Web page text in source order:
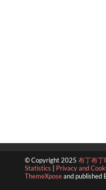
© Copyright 2025 布丁布丁
Statistics
Privacy and
ThemeXposeand published